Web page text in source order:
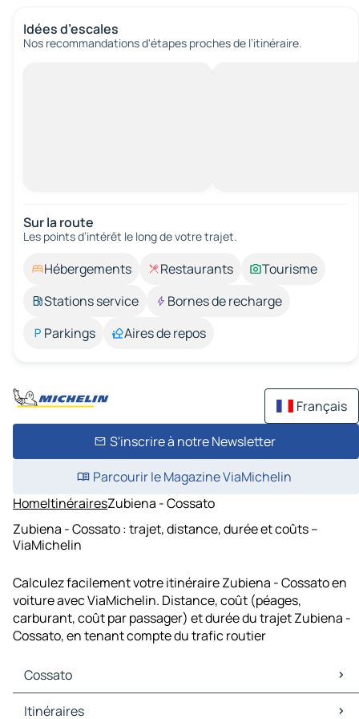
Idées d’escales
Nos recommandations d'étapes proches de l’itinéraire.
Sur la route
Les points d’intérêt le long de votre trajet.
Hébergements Restaurants
Tourisme
Stations service
Bornes de recharge
Parkings
Aires de repos
Français
S'inscrire à notre Newsletter
Parcourir le Magazine ViaMichelin
HomeItinérairesZubiena - Cossato
Zubiena - Cossato : trajet, distance, durée et coûts –
ViaMichelin
Calculez facilement votre itinéraire Zubiena - Cossato en
voiture avec ViaMichelin. Distance, coût (péages,
carburant, coût par passager) et durée du trajet Zubiena -
Cossato, en tenant compte du trafic routier
Cossato
Cossato Cartes et plans
Itinéraires